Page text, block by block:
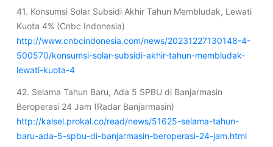
41. Konsumsi Solar Subsidi Akhir Tahun Membludak, Lewati
Kuota 4% (Cnbc Indonesia)
http://www.cnbcindonesia.com/news/20231227130148-4-
500570/konsumsi-solar-subsidi-akhir-tahun-membludak-
lewati-kuota-4
42. Selama Tahun Baru, Ada 5 SPBU di Banjarmasin
Beroperasi 24 Jam (Radar Banjarmasin)
http://kalsel.prokal.co/read/news/51625-selama-tahun-
baru-ada-5-spbu-di-banjarmasin-beroperasi-24-jam.html